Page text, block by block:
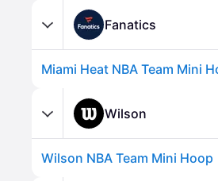
Fanatics
Miami Heat NBA Team Mini
Wilson
Wilson NBA Team Mini Hoop